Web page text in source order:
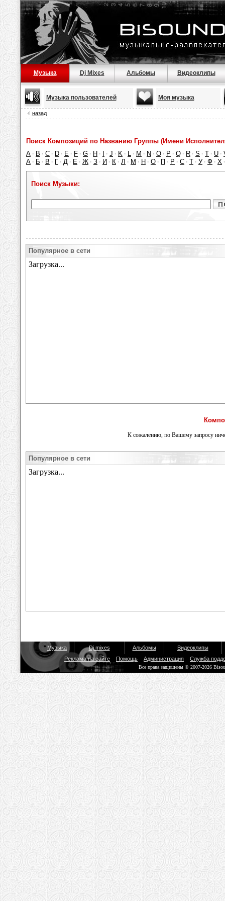
Музыка Dj Mixes Альбомы Видеоклипы
Музыка пользователей Моя музыка
назад
Поиск Композиций по Названию Группы (Имени
A · B · C · D · E · F · G · H · · J · K · L · M · N · O · P · Q · R · S · T · U ·
А · Б · В · Г · Д · Е · Ж · З · И · К · Л · М · Н · О · П · Р · С · Т · У · Ф · Х
Поиск Музыки:
Популярное в сети
К сожалению, по Вашему запросу
Популярное в сети
Музыка Dj mixes Альбомы
Видеоклипы
Реклама на сайте
Помощь Администрация Служба
Все права защищены © 2007-2026